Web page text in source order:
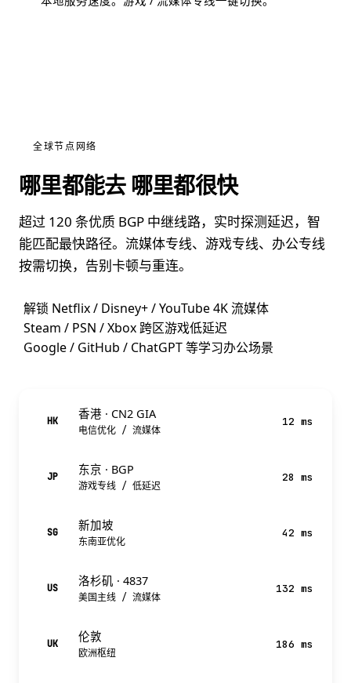
全球节点网络
哪里都能去 哪里都很快
超过 120 条优质 BGP 中继线路，实时探测延迟，智
能匹配最快路径。流媒体专线、游戏专线、办公专线
按需切换，告别卡顿与重连。
解锁 Netflix / Disney+ / YouTube 4K 流媒体
Steam / PSN / Xbox 跨区游戏低延迟
Google / GitHub / ChatGPT 等学习办公场景
HK 香港 · CN2 GIA
电信优化 / 流媒体
12 ms
JP 东京 · BGP
游戏专线 / 低延迟
28 ms
SG 新加坡
东南亚优化
42 ms
US 洛杉矶 · 4837
美国主线 / 流媒体
132 ms
UK 伦敦
欧洲枢纽
186 ms